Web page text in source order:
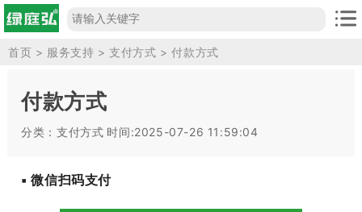
首页 > 服务支持 >支付方式 > 付款方式
付款方式
分类：支付方式 时间:2025-07-26 11:59:04
▪ 微信扫码支付